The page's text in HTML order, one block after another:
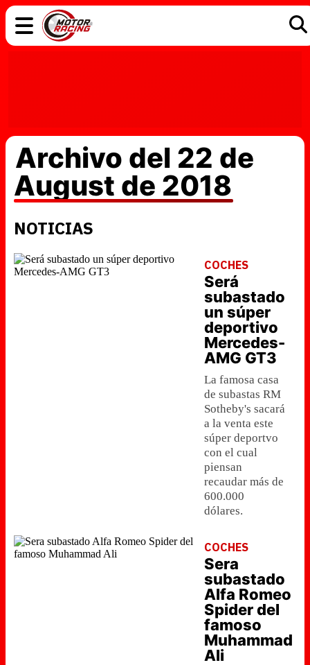
Archivo del 22 de
August de 2018
NOTICIAS
COCHES
Será
subastado
un súper
deportivo
Mercedes-
AMG GT3
La famosa casa
de subastas RM
Sotheby's sacará
a la venta este
súper deportvo
con el cual
piensan
recaudar más de
600.000
dólares.
COCHES
Sera
subastado
Alfa Romeo
Spider del
famoso
Muhammad
Ali